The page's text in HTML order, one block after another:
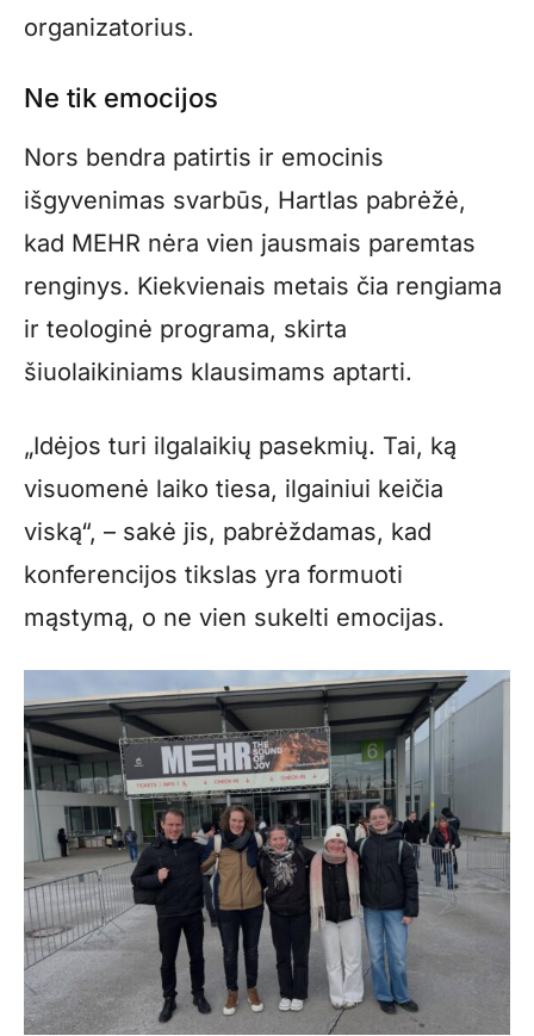
organizatorius.
Ne tik emocijos
Nors bendra patirtis ir emocinis
išgyvenimas svarbūs, Hartlas pabrėžė,
kad MEHR nėra vien jausmais paremtas
renginys. Kiekvienais metais čia rengiama
ir teologinė programa, skirta
šiuolaikiniams klausimams aptarti.
„Idėjos turi ilgalaikių pasekmių. Tai, ką
visuomenė laiko tiesa, ilgainiui keičia
viską“, – sakė jis, pabrėždamas, kad
konferencijos tikslas yra formuoti
mąstymą, o ne vien sukelti emocijas.